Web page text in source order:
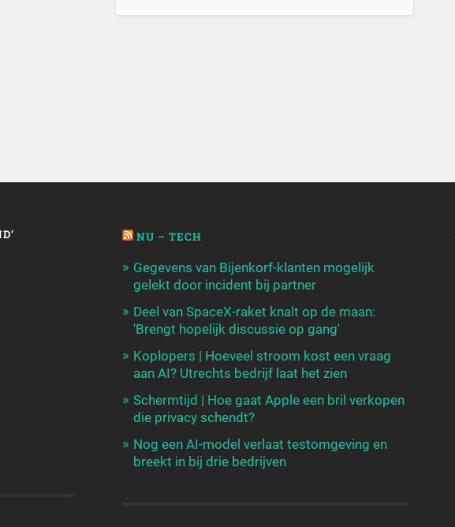
NU – TECH
Gegevens van Bijenkorf-klanten mogelijk
gelekt door incident bij partner
Deel van SpaceX-raket knalt op de maan:
'Brengt hopelijk discussie op gang'
Koplopers | Hoeveel stroom kost een vraag
aan AI? Utrechts bedrijf laat het zien
Schermtijd | Hoe gaat Apple een bril verkopen
die privacy schendt?
Nog een AI-model verlaat testomgeving en
breekt in bij drie bedrijven